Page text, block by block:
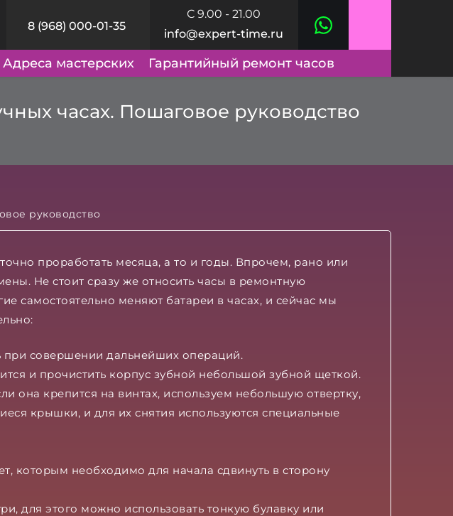
8 (968) 000-01-35
С 9.00 - 21.00
info@expert-time.ru
Адреса мастерских Гарантийный ремонт часов
часах. Пошаговое руководство
руководство
проработать месяца, а то и годы. Впрочем, рано или
Не стоит сразу же относить часы в ремонтную
самостоятельно меняют батареи в часах, и сейчас мы
при совершении дальнейших операций.
и прочистить корпус зубной небольшой зубной щеткой.
она крепится на винтах, используем небольшую отвертку,
крышки, и для их снятия используются специальные
которым необходимо для начала сдвинуть в сторону
для этого можно использовать тонкую булавку или